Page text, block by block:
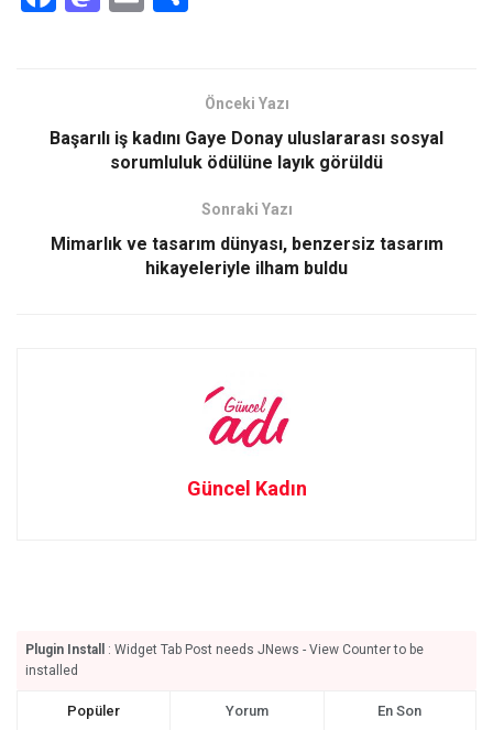
o
d
o
Önceki Yazı
Başarılı iş kadını Gaye Donay uluslararası sosyal
sorumluluk ödülüne layık görüldü
Sonraki Yazı
Mimarlık ve tasarım dünyası, benzersiz tasarım
hikayeleriyle ilham buldu
Güncel Kadın
Plugin Install
: Widget Tab Post needs JNews - View Counter to be
installed
Popüler Yorum En Son